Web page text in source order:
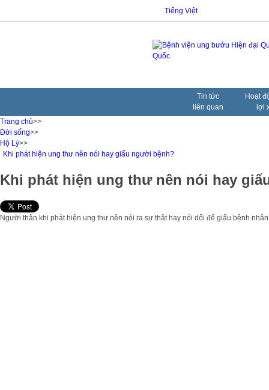
Tiếng Việt
Tin tức
liên quan
Hoạt
lợi
Trang chủ>>
Đời sống>>
Hộ Lý>>
Khi phát hiện ung thư nên nói hay giấu người bệnh?
Khi phát hiện ung thư nên nói hay
Người thân khi phát hiện ung thư nên nói ra sự thật hay nói dối để giấu bệnh